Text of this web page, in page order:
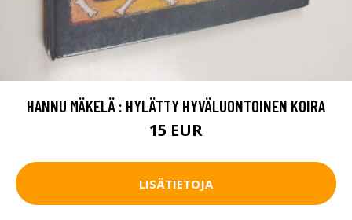
HANNU MÄKELÄ : HYLÄTTY HYVÄLUONTOINEN KOIRA
15 EUR
LISÄTIETOJA